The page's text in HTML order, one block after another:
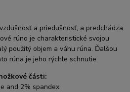
a priedušnosť, a predchádza
rúno je charakteristické svojou
použitý objem a váhu rúna. Ďalšou
rúna je jeho rýchle schnutie.
části:
and 2% spandex